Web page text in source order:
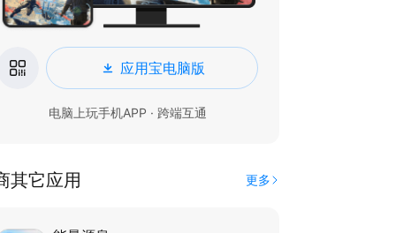
应用宝电脑版
电脑上玩手机APP · 跨端互通
其它应用 更多